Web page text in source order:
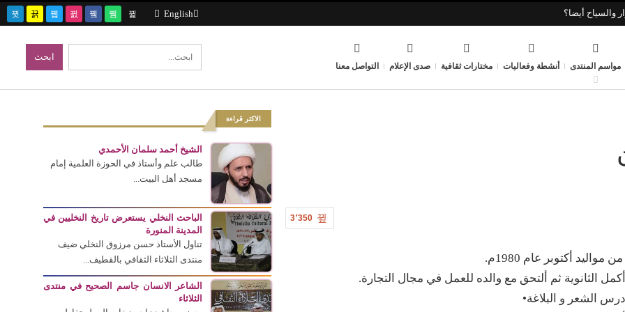
English والسياح أيضا؟
مواسم المنتدى أنشطة وفعاليات مختارات ثقافية صدى الإعلام التواصل معنا
3٬350
من مواليد أكتوبر عام 1980م.
أكمل الثانوية ثم ألتحق مع والده للعمل في مجال التجارة.
درس الشعر و البلاغة•
الاكثر قراءة
الشيخ أحمد سلمان الأحمدي
طالب علم وأستاذ في الحوزة العلمية إمام
مسجد أهل البيت...
الباحث النخلي يستعرض تاريخ النخليين في
المدينة المنورة
تناول الأستاذ حسن مرزوق النخلي ضيف
منتدى الثلاثاء الثقافي بالقطيف...
الشاعر الانسان جاسم الصحيح في منتدى
الثلاثاء